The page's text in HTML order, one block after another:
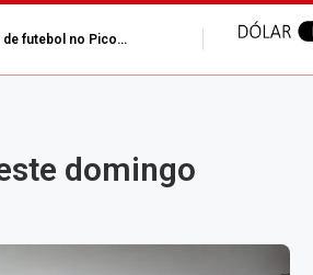
de futebol no Pico...
domingo